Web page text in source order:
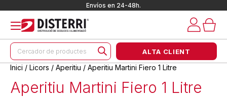
Envíos en 24-48h.
Products
search
ALTA CLIENT
Inici / Licors / Aperitiu / Aperitiu Martini Fiero 1 Litre
Aperitiu Martini Fiero 1 Litre